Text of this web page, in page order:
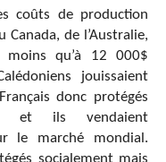
coûts de production
Canada, de l’Australie,
moins qu’à 12 000$
jouissaient
donc protégés
et ils vendaient
le marché mondial.
socialement mais